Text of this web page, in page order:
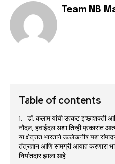
Team NB
Table of contents
डॉ. कलाम यांची उत्कट इच्छाशक्ती
नौदल, हवाईदल अशा तिन्ही प्रकारांत
या क्षेत्रात भारताने उल्लेखनीय यश
तंत्रज्ञान आणि सामग्री आयात करणारा
निर्यातदार झाला आहे.